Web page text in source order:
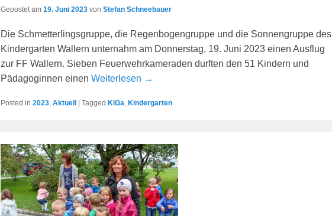
Gepostet am 19. Juni 2023 von Stefan Schneebauer
Die Schmetterlingsgruppe, die Regenbogengruppe und die Sonnengruppe des
Kindergarten Wallern unternahm am Donnerstag, 19. Juni 2023 einen Ausflug
zur FF Wallern. Sieben Feuerwehrkameraden durften den 51 Kindern und
Pädagoginnen einen Weiterlesen →
Posted in 2023 Aktuell | Tagged KiGa Kindergarten